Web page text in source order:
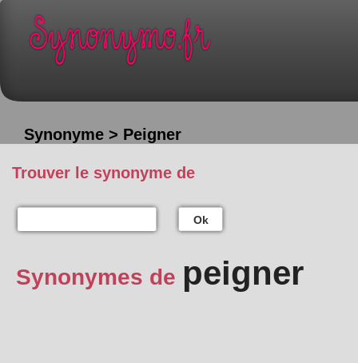
Synonyme > Peigner
Trouver le synonyme de
Ok
Synonymes de peigner